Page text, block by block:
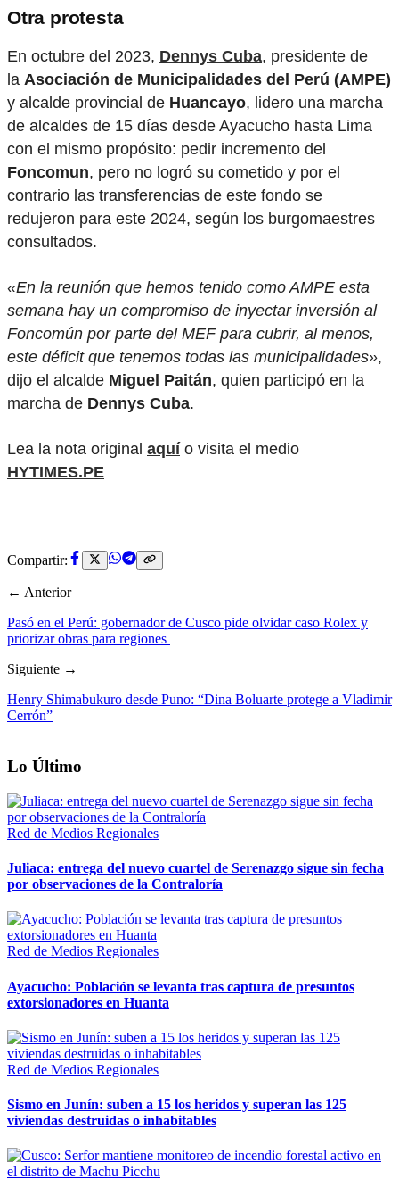
Otra protesta
En octubre del 2023, Dennys Cuba, presidente de
la Asociación de Municipalidades del Perú (AMPE)
y alcalde provincial de Huancayo, lidero una marcha
de alcaldes de 15 días desde Ayacucho hasta Lima
con el mismo propósito: pedir incremento del
Foncomun, pero no logró su cometido y por el
contrario las transferencias de este fondo se
redujeron para este 2024, según los burgomaestres
consultados.
«En la reunión que hemos tenido como AMPE esta
semana hay un compromiso de inyectar inversión al
Foncomún por parte del MEF para cubrir, al menos,
este déficit que tenemos todas las municipalidades»,
dijo el alcalde Miguel Paitán, quien participó en la
marcha de Dennys Cuba.
Lea la nota original aquío visita el medio
HYTIMES.PE
Compartir:
← Anterior
Pasó en el Perú: gobernador de Cusco pide olvidar caso Rolex y
priorizar obras para regiones
Siguiente →
Henry Shimabukuro desde Puno: “Dina Boluarte protege a Vladimir
Cerrón”
Lo Último
Red de Medios Regionales
Juliaca: entrega del nuevo cuartel de Serenazgo sigue sin fecha
por observaciones de la Contraloría
Red de Medios Regionales
Ayacucho: Población se levanta tras captura de presuntos
extorsionadores en Huanta
Red de Medios Regionales
Sismo en Junín: suben a 15 los heridos y superan las 125
viviendas destruidas o inhabitables